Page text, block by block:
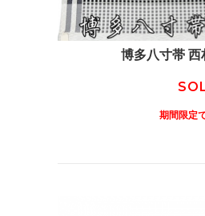
博多八寸帯 西
期間限定